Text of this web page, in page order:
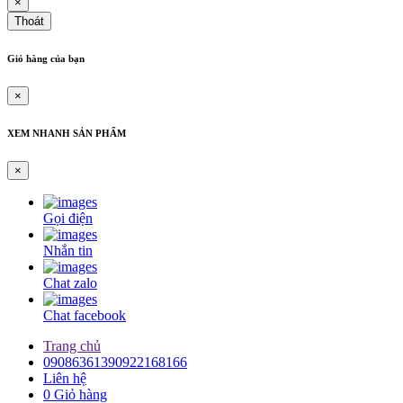
Dây curoa 7M-1220
Dây curoa 7M-1360
Dây curoa 11MS-1400-2R
Curoa 2/11MS1400
Dây Curoa 2/11M-1400
Dây curoa japan D-350
Dây Curoa D-350
Curoa D350
Curoa SPC4500
Dây curoa Mitsuboshi SPC-4500
Dây curoa SPC-4500
Curoa SPC8000
Dây curoa Mitsuboshi SPC-8000
Dây curoa SPC8000
Thoát
Giỏ hàng của bạn
×
XEM NHANH SẢN PHẨM
×
Gọi điện
Nhắn tin
Chat zalo
Chat facebook
Trang chủ
09086361390922168166
Liên hệ
0 Giỏ hàng